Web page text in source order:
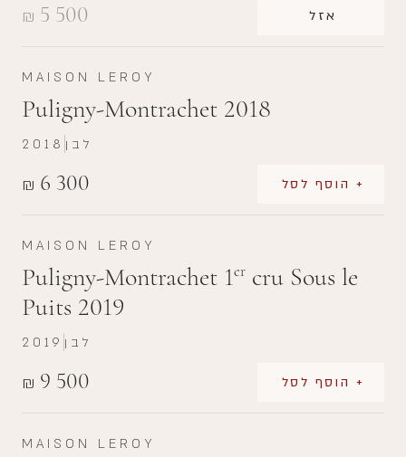
₪ 5 500 אזל
MAISON LEROY
Puligny-Montrachet 2018
₪ 6 300 + הוסף לסל
2018 לבן
MAISON LEROY
Puligny-Montrachet 1er cru Sous le
Puits 2019
₪ 9 500 + הוסף לסל
2019 לבן
MAISON LEROY